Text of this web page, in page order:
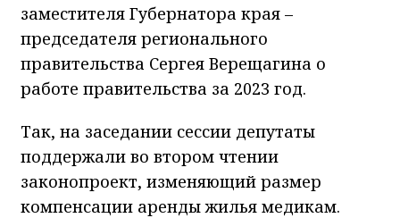
заместителя Губернатора края –
председателя регионального
правительства Сергея Верещагина о
работе правительства за 2023 год.
Так, на заседании сессии депутаты
поддержали во втором чтении
законопроект, изменяющий размер
компенсации аренды жилья медикам.